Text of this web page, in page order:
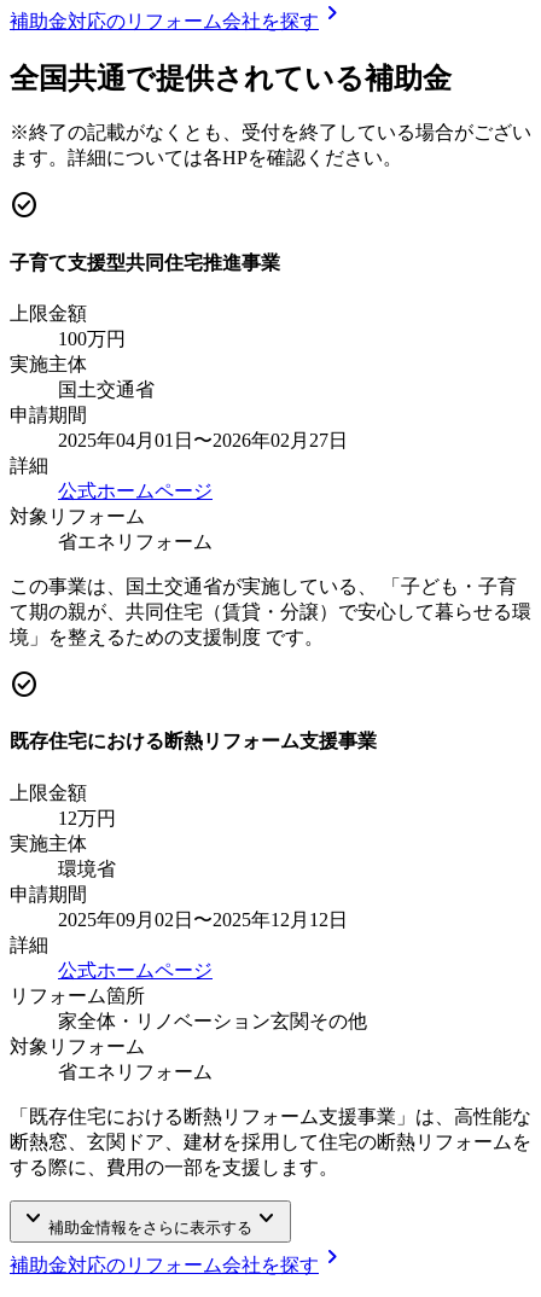
補助金対応のリフォーム会社を探す chevron_right
全国共通で提供されている補助金
※終了の記載がなくとも、受付を終了している場合がござい
ます。詳細については各HPを確認ください。
check_circle
子育て支援型共同住宅推進事業
上限金額
100万円
実施主体
国土交通省
申請期間
2025年04月01日〜2026年02月27日
詳細
公式ホームページ
対象リフォーム
省エネリフォーム
この事業は、国土交通省が実施している、 「子ども・子育
て期の親が、共同住宅（賃貸・分譲）で安心して暮らせる環
境」を整えるための支援制度 です。
check_circle
既存住宅における断熱リフォーム支援事業
上限金額
12万円
実施主体
環境省
申請期間
2025年09月02日〜2025年12月12日
詳細
公式ホームページ
リフォーム箇所
家全体・リノベーション玄関その他
対象リフォーム
省エネリフォーム
「既存住宅における断熱リフォーム支援事業」は、高性能な
断熱窓、玄関ドア、建材を採用して住宅の断熱リフォームを
する際に、費用の一部を支援します。
keyboard_arrow_down 補助金情報をさらに表示する keyboard_arrow_down
補助金対応のリフォーム会社を探す chevron_right